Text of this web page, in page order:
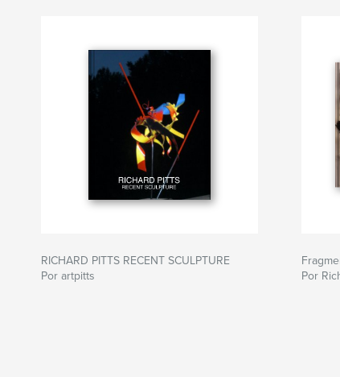
RICHARD PITTS RECENT SCULPTURE
Por artpitts
Por